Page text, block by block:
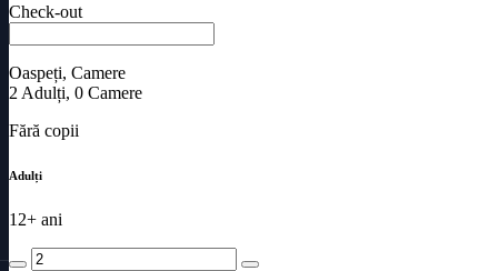
Check-out
Oaspeți, Camere
2 Adulți, 0 Camere
Fără copii
Adulți
12+ ani